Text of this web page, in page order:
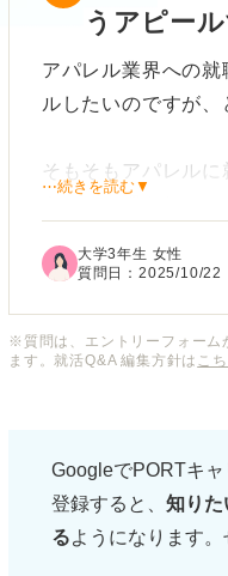
うアピー
アパレル業界への
ルしたいのですが
そもそもアパレル
とはいえ人と話し
ほかに埋もれない、
⋯続きを読む▼
大学3年生 女性
質問日：2025/10/22
※質問は、エントリーフォーム
ます。就活Q&A 編集方針は こ
GoogleでPORTキ
登録すると、 知りた
るようになります。